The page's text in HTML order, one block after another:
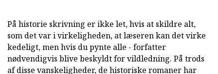
På historie skrivning er ikke let, hvis at skildre alt,
som det var i virkeligheden, at læseren kan det virke
kedeligt, men hvis du pynte alle - forfatter
nødvendigvis blive beskyldt for vildledning. På trods
af disse vanskeligheder, de historiske romaner har